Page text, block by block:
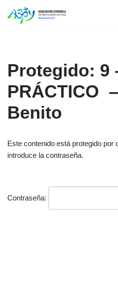
Saltar
Protegido: 9
PRÁCTICO
Benito
Este contenido está protegido por
introduce la contraseña.
Contraseña: